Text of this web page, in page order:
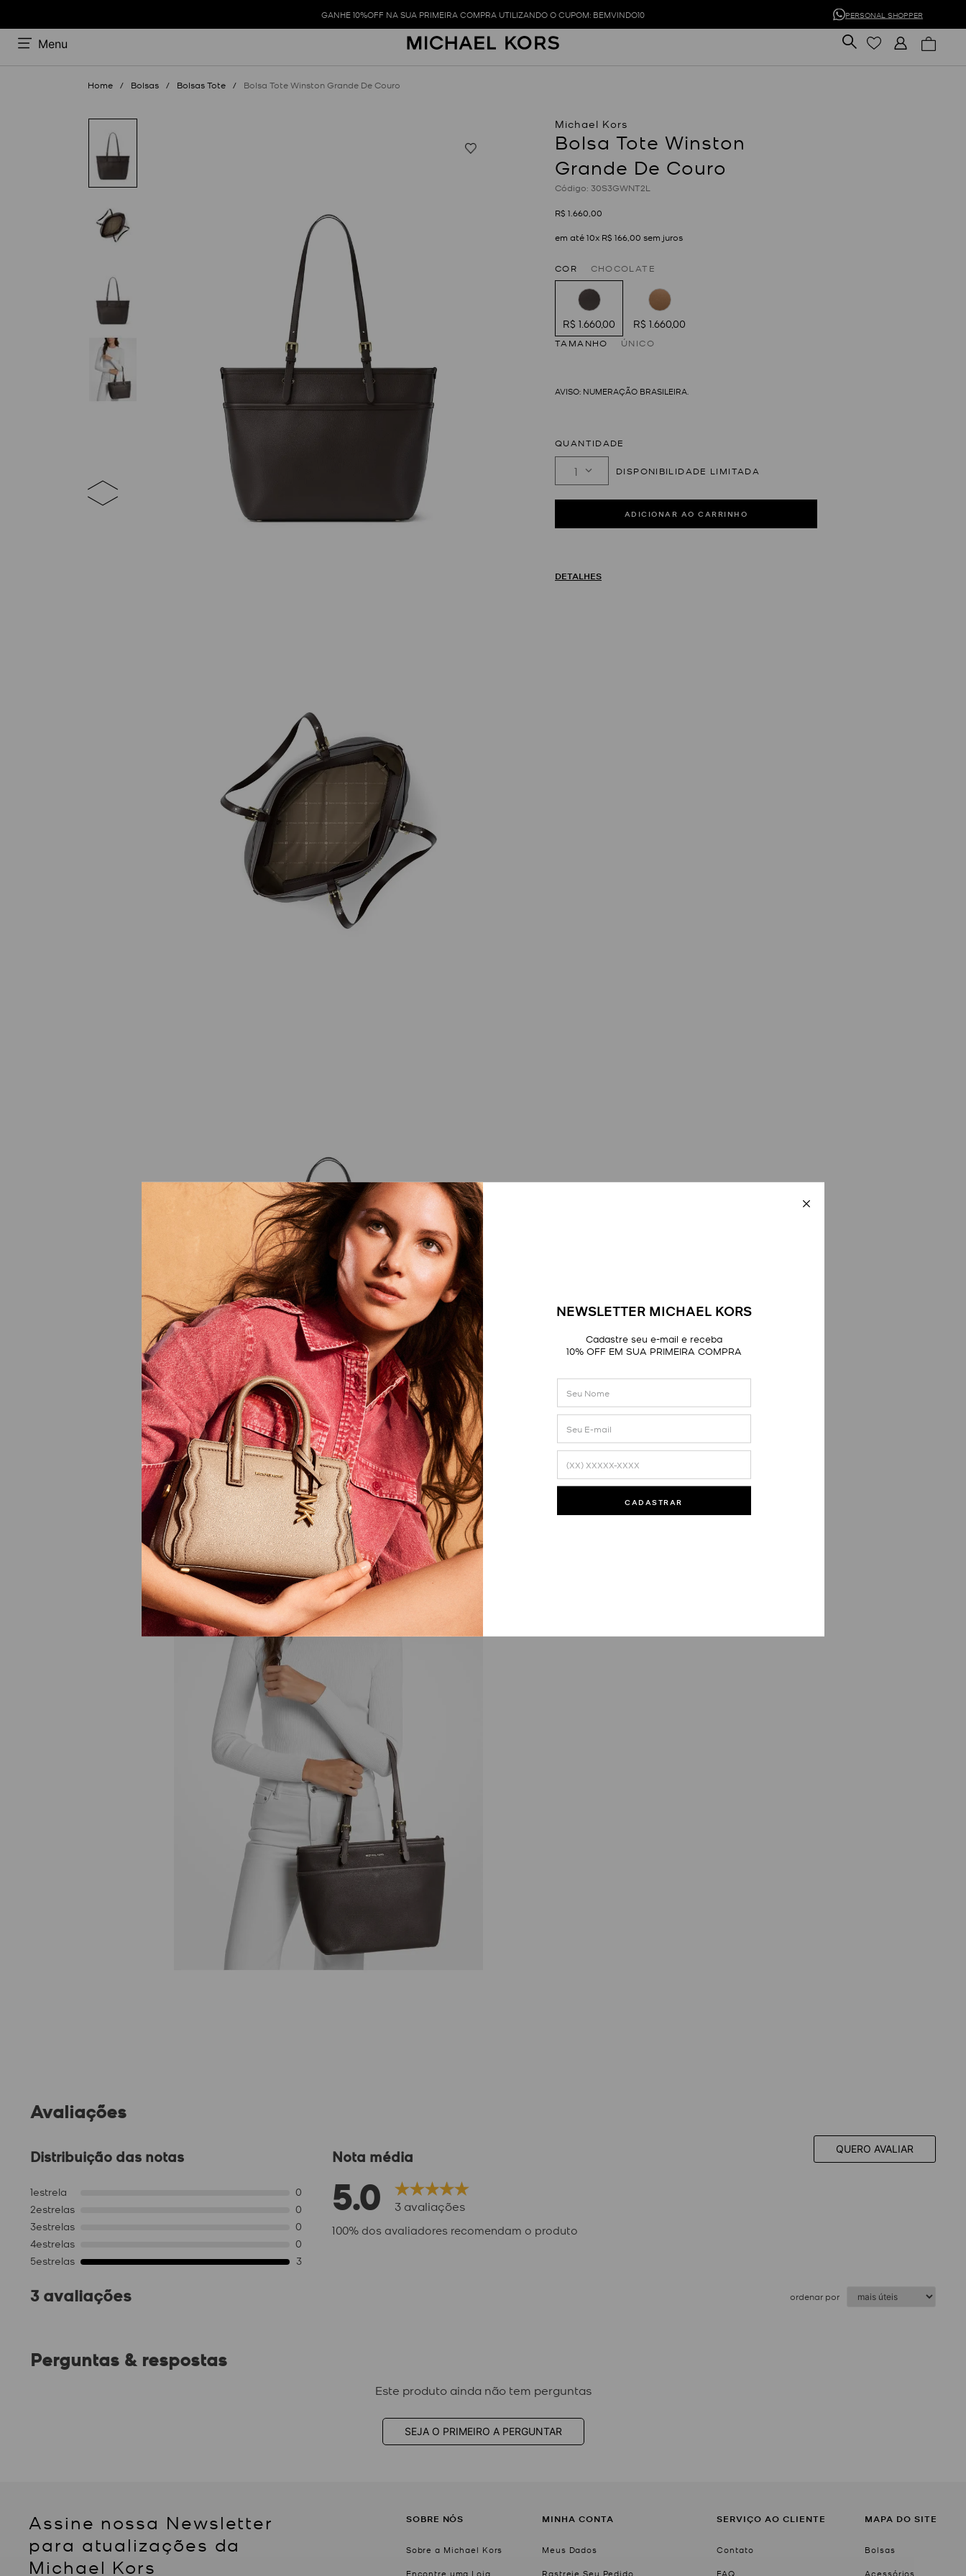
NEWSLETTER MICHAEL KORS
Cadastre seu e-mail e receba
10% OFF EM SUA PRIMEIRA COMPRA
CADASTRAR
GANHE 10%OFF NA SUA PRIMEIRA COMPRA UTILIZANDO O CUPOM: BEMVINDO10 PERSONAL SHOPPER
Menu
Bolsas Bolsas Tote Bolsa Tote Winston Grande De Couro
Bolsa Tote Winston
Grande De Couro
: 30S3GWNT2L
R$ 1 660 00
em até10x R$ 16600 sem juros
COR CHOCOLATE
R$ 1.660,00 R$ 1.660,00
TAMANHO ÚNICO
QUANTIDADE
1
DETALHES
Avaliações
Distribuição das notas
1estrela
0
2estrelas
0
3estrelas
0
4estrelas
0
5estrelas 3
Nota média
5.0 3 avaliações
100% dos avaliadores recomendam o produto
QUERO AVALIAR
3 avaliações ordenar por
Perguntas & respostas
Este produto ainda não tem perguntas
SEJA O PRIMEIRO A PERGUNTAR
Assine nossa Newsletter
para atualizações da
Michael Kors
SOBRE NÓS
Sobre a Michael Kors
Encontre uma Loja
MINHA CONTA
Meus Dados
Rastreie Seu Pedido
SERVIÇO AO CLIENTE
Contato
FAQ
MAPA DO SITE
Bolsas
Acessórios